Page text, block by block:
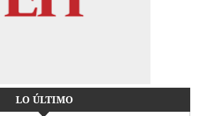
LO ÚLTIMO